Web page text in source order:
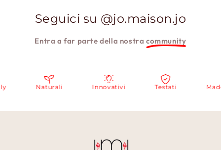
Seguici su @jo.maison.jo
Entra a far parte della nostracommunity
Naturali Innovativi Testati Made